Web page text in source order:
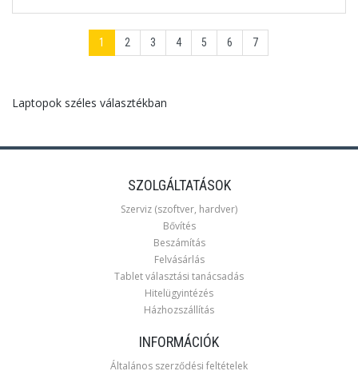
1 2 3 4 5 6 7
Laptopok széles választékban
SZOLGÁLTATÁSOK
Szerviz (szoftver, hardver)
Bővítés
Beszámítás
Felvásárlás
Tablet választási tanácsadás
Hitelügyintézés
Házhozszállítás
INFORMÁCIÓK
Általános szerződési feltételek